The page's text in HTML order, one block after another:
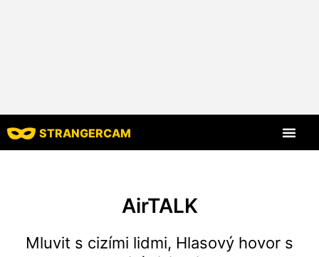
STRANGERCAM
AirTALK
Mluvit s cizími lidmi, Hlasový hovor s